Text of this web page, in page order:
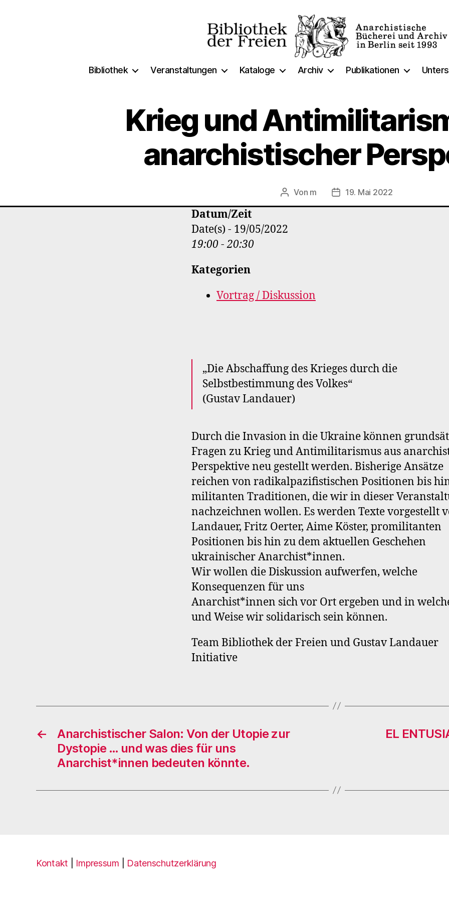
der
Bibliothek Veranstaltungen Kataloge Archiv Publikationen
Krieg und
anarchistischer
Beitragsautor
Von m Veröffentlichungsdatum
19. Mai 2022
Datum/Zeit
Date(s) - 19/05/2022
19:00 - 20:30
Kategorien
Vortrag / Diskussion
„Die Abschaffung des Krieges durch die
Selbstbestimmung des Volkes“
(Gustav Landauer)
Durch die Invasion in die Ukraine können
Fragen zu Krieg und Antimilitarismus aus
Perspektive neu gestellt werden. Bisherige Ansätze
reichen von radikalpazifistischen Positionen bis
militanten Traditionen, die wir in dieser
nachzeichnen wollen. Es werden Texte vorgestellt
Landauer, Fritz Oerter, Aime Köster, promilitanten
Positionen bis hin zu dem aktuellen Geschehen
ukrainischer Anarchist*innen.
Wir wollen die Diskussion aufwerfen, welche
Konsequenzen für uns
Anarchist*innen sich vor Ort ergeben und in
und Weise wir solidarisch sein können.
Team Bibliothek der Freien und Gustav Landauer
Initiative
←
Anarchistischer Salon: Von der Utopie zur
Dystopie … und was dies für uns
Anarchist*innen bedeuten könnte.
EL
Kontakt Impressum Datenschutzerklärung